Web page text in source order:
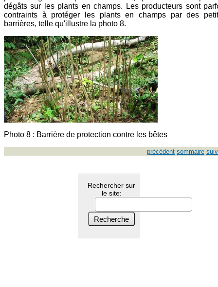
dégâts sur les plants en champs. Les producteurs sont
contraints à protéger les plants en champs par des
barrières, telle qu'illustre la photo 8.
Photo 8 : Barrière de protection contre les bêtes
précédent sommaire
Rechercher sur
le site: